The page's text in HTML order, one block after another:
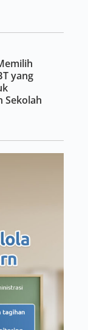
yang
Sekolah